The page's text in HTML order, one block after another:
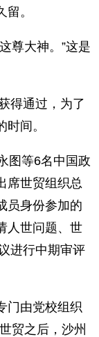
。
尊大神。”这是
得通过，为了
间。
图等6名中国政
席世贸组织总
员身份参加的
人世问题、世
进行中期审评
门由党校组织
贸之后，沙州